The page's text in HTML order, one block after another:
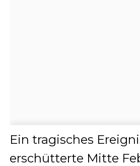
Ein tragisches
erschütterte Mitte